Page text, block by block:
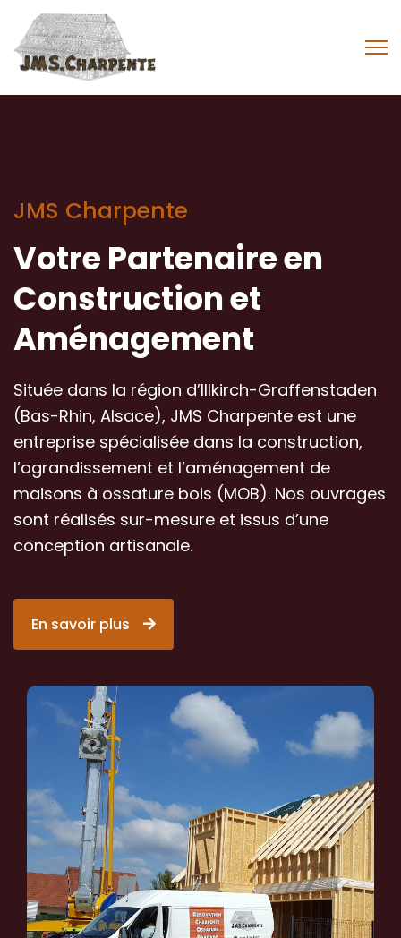
JMS Charpente
Votre Partenaire en
Construction et
Aménagement
Située dans la région d’Illkirch-Graffenstaden
(Bas-Rhin, Alsace), JMS Charpente est une
entreprise spécialisée dans la construction,
l’agrandissement et l’aménagement de
maisons à ossature bois (MOB). Nos ouvrages
sont réalisés sur-mesure et issus d’une
conception artisanale.
En savoir plus